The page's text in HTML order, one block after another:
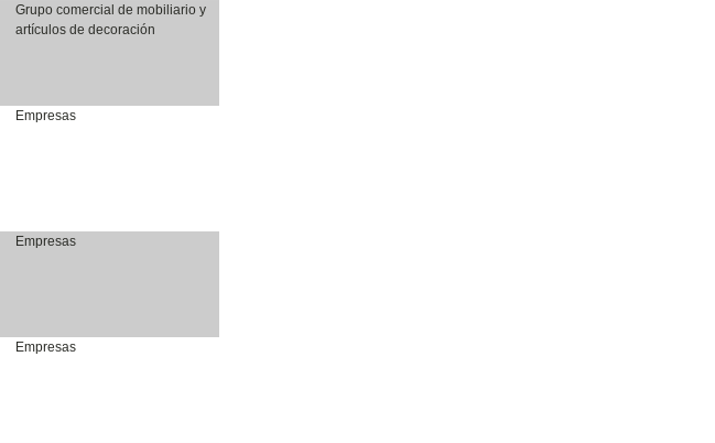
Grupo comercial de mobiliario y
artículos de decoración
Empresas
Empresas
Empresas